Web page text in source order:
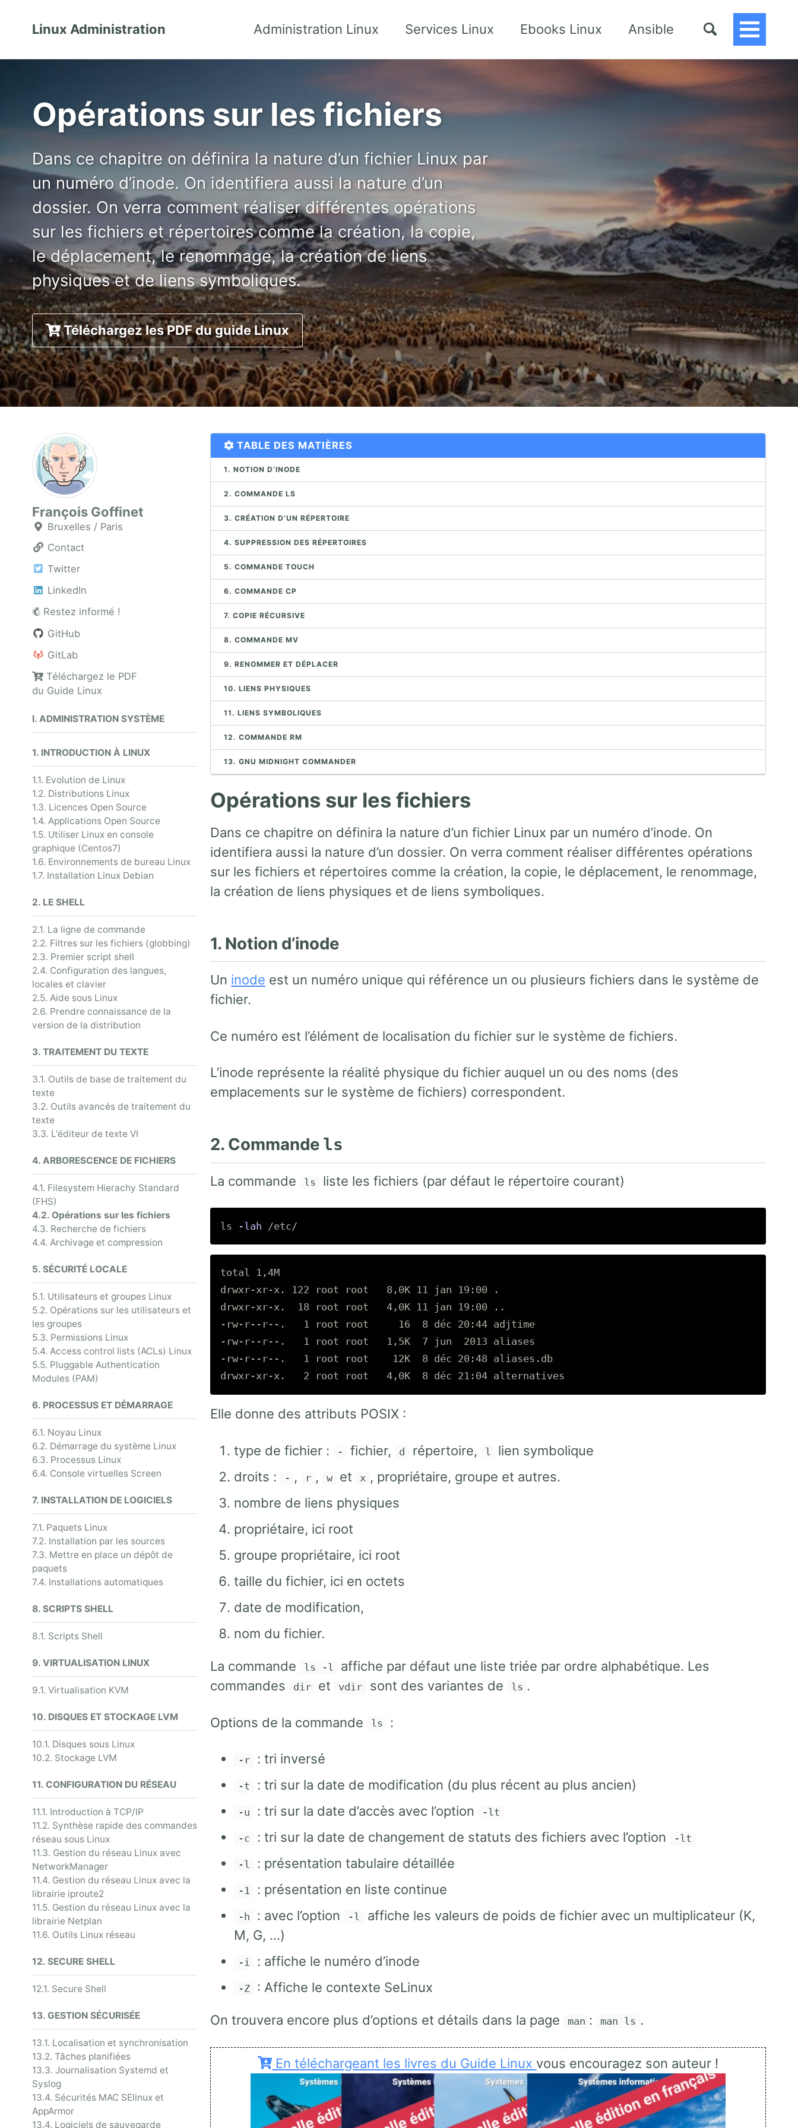
Linux Administration Administration Linux Services Linux Ebooks Linux Ansible
Toggle
Menu
Opérations sur les fichiers
Dans ce chapitre on définira la nature d’un fichier Linux par
un numéro d’inode. On identifiera aussi la nature d’un
dossier. On verra comment réaliser différentes opérations
sur les fichiers et répertoires comme la création, la copie,
le déplacement, le renommage, la création de liens
physiques et de liens symboliques.
Téléchargez les PDF du guide Linux
François Goffinet
Bruxelles / Paris
Contact
Twitter
LinkedIn
Restez informé !
GitHub
GitLab
Téléchargez le PDF
du Guide Linux
I. ADMINISTRATION SYSTÈME
1. INTRODUCTION À LINUX
1.1. Evolution de Linux
1.2. Distributions Linux
1.3. Licences Open Source
1.4. Applications Open Source
1.5. Utiliser Linux en console
graphique (Centos7)
1.6. Environnements de bureau Linux
1.7. Installation Linux Debian
2. LE SHELL
2.1. La ligne de commande
2.2. Filtres sur les fichiers (globbing)
2.3. Premier script shell
2.4. Configuration des langues,
locales et clavier
2.5. Aide sous Linux
2.6. Prendre connaissance de la
version de la distribution
3. TRAITEMENT DU TEXTE
3.1. Outils de base de traitement du
texte
3.2. Outils avancés de traitement du
texte
3.3. L'éditeur de texte VI
4. ARBORESCENCE DE FICHIERS
4.1. Filesystem Hierachy Standard
(FHS)
4.2. Opérations sur les fichiers
4.3. Recherche de fichiers
4.4. Archivage et compression
5. SÉCURITÉ LOCALE
5.1. Utilisateurs et groupes Linux
5.2. Opérations sur les utilisateurs et
les groupes
5.3. Permissions Linux
5.4. Access control lists (ACLs) Linux
5.5. Pluggable Authentication
Modules (PAM)
6. PROCESSUS ET DÉMARRAGE
6.1. Noyau Linux
6.2. Démarrage du système Linux
6.3. Processus Linux
6.4. Console virtuelles Screen
7. INSTALLATION DE LOGICIELS
7.1. Paquets Linux
7.2. Installation par les sources
7.3. Mettre en place un dépôt de
paquets
7.4. Installations automatiques
8. SCRIPTS SHELL
8.1. Scripts Shell
9. VIRTUALISATION LINUX
9.1. Virtualisation KVM
10. DISQUES ET STOCKAGE LVM
10.1. Disques sous Linux
10.2. Stockage LVM
11. CONFIGURATION DU RÉSEAU
11.1. Introduction à TCP/IP
11.2. Synthèse rapide des commandes
réseau sous Linux
11.3. Gestion du réseau Linux avec
NetworkManager
11.4. Gestion du réseau Linux avec la
librairie iproute2
11.5. Gestion du réseau Linux avec la
librairie Netplan
11.6. Outils Linux réseau
12. SECURE SHELL
12.1. Secure Shell
13. GESTION SÉCURISÉE
13.1. Localisation et synchronisation
13.2. Tâches planifiées
13.3. Journalisation Systemd et
Syslog
13.4. Sécurités MAC SElinux et
AppArmor
13.4. Logiciels de sauvegarde
TABLE DES MATIÈRES
1. NOTION D’INODE
2. COMMANDE LS
3. CRÉATION D’UN RÉPERTOIRE
4. SUPPRESSION DES RÉPERTOIRES
5. COMMANDE TOUCH
6. COMMANDE CP
7. COPIE RÉCURSIVE
8. COMMANDE MV
9. RENOMMER ET DÉPLACER
10. LIENS PHYSIQUES
11. LIENS SYMBOLIQUES
12. COMMANDE RM
13. GNU MIDNIGHT COMMANDER
Opérations sur les fichiers
Dans ce chapitre on définira la nature d’un fichier Linux par un numéro d’inode. On
identifiera aussi la nature d’un dossier. On verra comment réaliser différentes opérations
sur les fichiers et répertoires comme la création, la copie, le déplacement, le renommage,
la création de liens physiques et de liens symboliques.
1. Notion d’inode
Un inode est un numéro unique qui référence un ou plusieurs fichiers dans le système de
fichier.
Ce numéro est l’élément de localisation du fichier sur le système de fichiers.
L’inode représente la réalité physique du fichier auquel un ou des noms (des
emplacements sur le système de fichiers) correspondent.
2. Commande ls
La commande ls liste les fichiers (par défaut le répertoire courant)
ls -lah
total 1,4M
drwxr-xr-x. 122 root root   8,0K 11 jan 19:00 .
drwxr-xr-x.  18 root root   4,0K 11 jan 19:00 ..
-rw-r--r--.   1 root root     16  8 déc 20:44 adjtime
-rw-r--r--.   1 root root   1,5K  7 jun  2013 aliases
-rw-r--r--.   1 root root    12K  8 déc 20:48 aliases.db
Elle donne des attributs POSIX :
type de fichier : - fichier, d répertoire, l
lien symbolique
droits :
- , r , w et x , propriétaire, groupe et autres.
nombre de liens physiques
propriétaire, ici root
groupe propriétaire, ici root
taille du fichier, ici en octets
date de modification,
nom du fichier.
La commande ls -l
affiche par défaut une liste triée par ordre alphabétique. Les
commandes
dir et vdir sont des variantes de ls .
Options de la commande ls :
-r : tri inversé
-t : tri sur la date de modification (du plus récent au plus ancien)
-u : tri sur la date d’accès avec l’option -lt
-c : tri sur la date de changement de statuts des fichiers avec l’option -lt
-l : présentation tabulaire détaillée
-1 : présentation en liste continue
-h : avec l’option -l
affiche les valeurs de poids de fichier avec un multiplicateur (K,
M, G, …)
-i : affiche le numéro d’inode
-Z : Affiche le contexte SeLinux
On trouvera encore plus d’options et détails dans la page man : man ls .
En téléchargeant les livres du Guide Linux vous encouragez son auteur !